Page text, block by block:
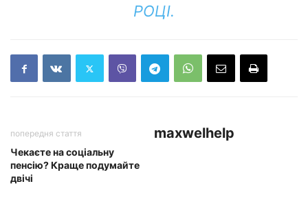
РОЦІ.
попередня стаття
Чекаєте на соціальну
пенсію? Краще подумайте
двічі
maxwelhelp